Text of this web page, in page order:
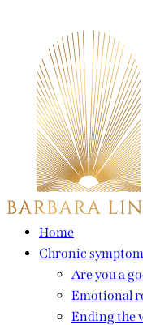
Home
Chronic
Are you a
Emotional
Ending the